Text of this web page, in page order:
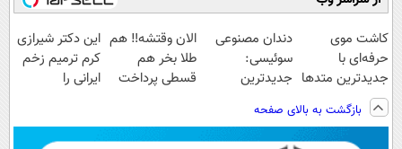
کاشت موی
حرفه‌ای با
جدیدترین متدها
و قیمت عالی
دندان مصنوعی
سوئیسی:
جدیدترین
سبک و مقاوم |
پرداخت قسطی
الان وقتشه‼️ هم
طلا بخر هم
قسطی پرداخت
این دکتر شیرازی
کرم ترمیم زخم
ایرانی را
بازگشت به بالای صفحه